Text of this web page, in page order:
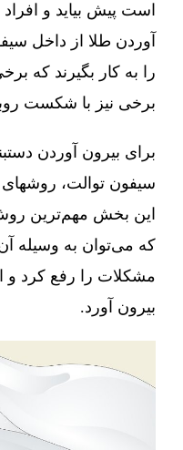
است پیش بیاید و
آوردن طلا از داخل
را به کار بگیرند که
برخی نیز با شکست
برای بیرون آوردن
سیفون توالت، روشهای
این بخش مهم‌ترین
که می‌توان به وسیله
مشکلات را رفع کرد و
بیرون آورد.